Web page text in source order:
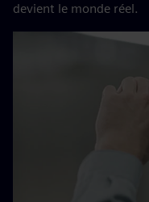
devient le monde réel.